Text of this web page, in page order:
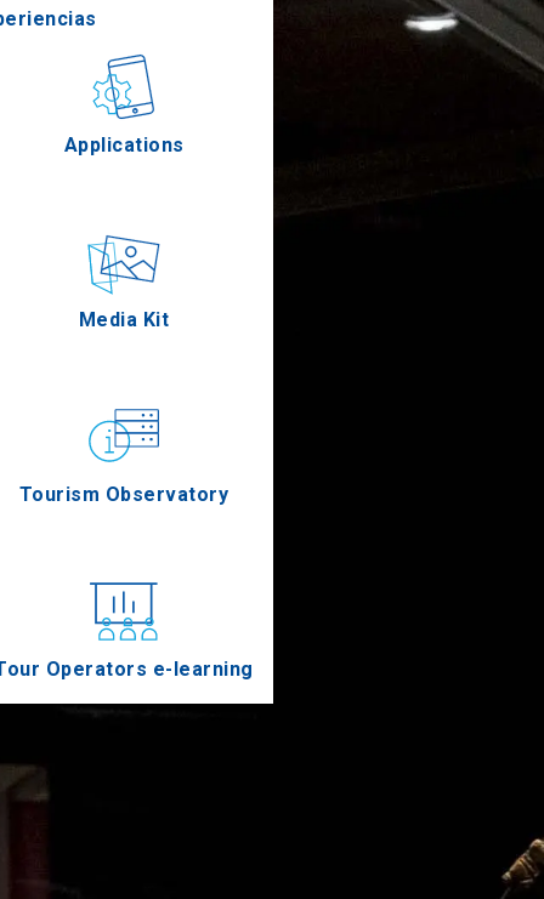
Applications
Media Kit
Tourism Observatory
Operators e-learning